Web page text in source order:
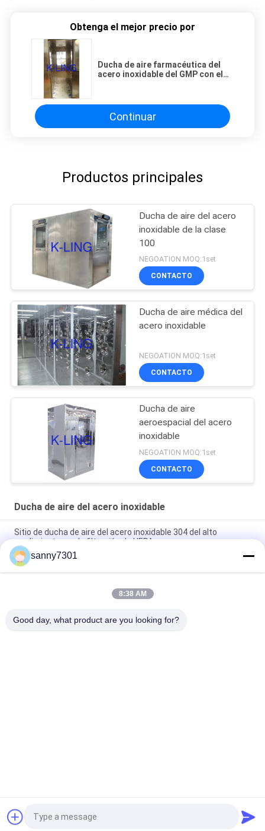
Obtenga el mejor precio por
Ducha de aire farmacéutica del
acero inoxidable del GMP con el
Continuar
Productos principales
Ducha de aire del acero
inoxidable de la clase
100
NEGOATION MOQ:1set
CONTACTO
Ducha de aire médica del
acero inoxidable
NEGOATION MOQ:1set
CONTACTO
Ducha de aire
aeroespacial del acero
inoxidable
NEGOATION MOQ:1set
CONTACTO
Ducha de aire del acero inoxidable
Sitio de ducha de aire del acero inoxidable 304 del alto
rendimiento con la filtración de HEPA
Laboratorio médico del sitio limpio de la ducha de aire del
acero inoxidable de la clase 100
Ducha de aire del laboratorio animal inteligente/del sitio limpio
Solicitar una cotización
sanny7301
8:38 AM
Good day, what product are you looking for?